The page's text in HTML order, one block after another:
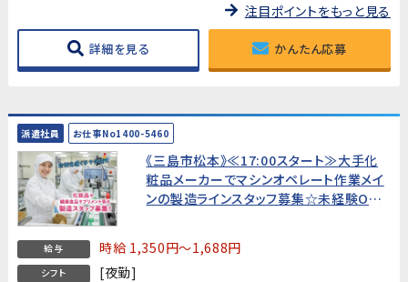
注目ポイントをもっと見る
詳細を見る かんたん応募
派遣社員 お仕事No1400-5460
《三島市松本》≪17:00スタート≫大手化
粧品メーカーでマシンオペレート作業メイ
ンの製造ラインスタッフ募集☆未経験OK！
給与 時給 1,350円～1,688円
シフト [夜勤]